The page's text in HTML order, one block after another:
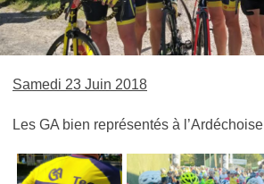
Samedi 23 Juin 2018
Les GA bien représentés à l’Ardéchoise